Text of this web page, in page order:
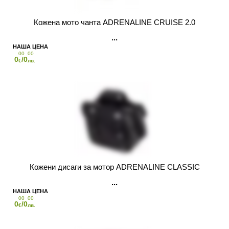
Кожена мото чанта ADRENALINE CRUISE 2.0
0
00
€/0
00
лв.
Кожени дисаги за мотор ADRENALINE CLASSIC
0
00
€/0
00
лв.